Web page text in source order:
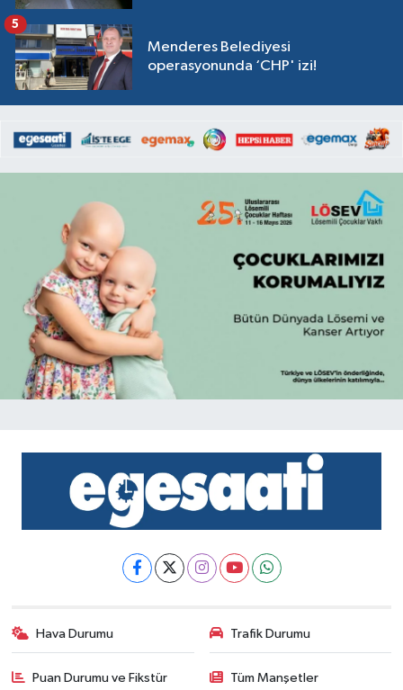
Menderes Belediyesi
operasyonunda ‘CHP' izi!
5
Hava Durumu Trafik Durumu
Puan Durumu ve Fikstür Tüm Manşetler